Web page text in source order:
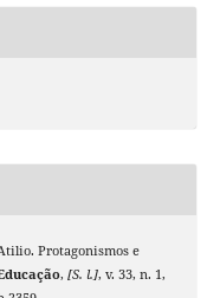
Protagonismos e
, [S. l.], v. 33, n. 1,